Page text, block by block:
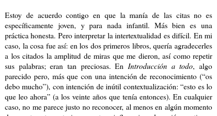
Estoy de acuerdo contigo en que la manía de las citas no es
específicamente joven, y para nada infantil. Más bien es una
práctica honesta. Pero interpretar la intertextualidad es difícil. En mi
caso, la cosa fue así: en los dos primeros libros, quería agradecerles
a los citados la amplitud de miras que me dieron, así como repetir
sus palabras; eran tan preciosas. En Introducción a todo, algo
parecido pero, más que con una intención de reconocimiento (“os
debo mucho”), con intención de inútil contextualización: “esto es lo
que leo ahora” (a los veinte años que tenía entonces). En cualquier
caso, no me parece justo no reconocer, al menos en algún momento